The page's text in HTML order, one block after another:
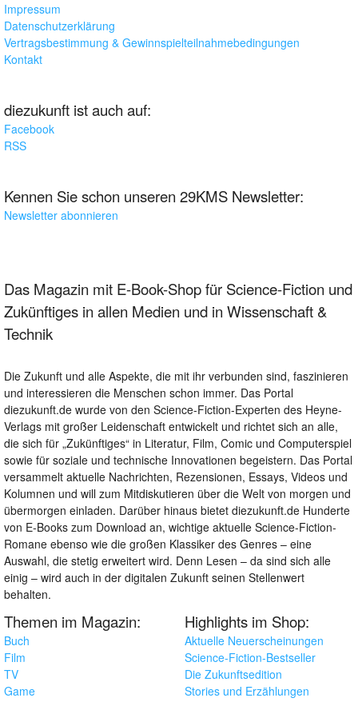
Impressum
Datenschutzerklärung
Vertragsbestimmung & Gewinnspielteilnahmebedingungen
Kontakt
diezukunft ist auch auf:
Facebook
RSS
Kennen Sie schon unseren 29KMS Newsletter:
Newsletter abonnieren
Das Magazin mit E-Book-Shop für Science-Fiction und
Zukünftiges in allen Medien und in Wissenschaft &
Technik
Die Zukunft und alle Aspekte, die mit ihr verbunden sind, faszinieren
und interessieren die Menschen schon immer. Das Portal
diezukunft.de wurde von den Science-Fiction-Experten des Heyne-
Verlags mit großer Leidenschaft entwickelt und richtet sich an alle,
die sich für „Zukünftiges“ in Literatur, Film, Comic und Computerspiel
sowie für soziale und technische Innovationen begeistern. Das Portal
versammelt aktuelle Nachrichten, Rezensionen, Essays, Videos und
Kolumnen und will zum Mitdiskutieren über die Welt von morgen und
übermorgen einladen. Darüber hinaus bietet diezukunft.de Hunderte
von E-Books zum Download an, wichtige aktuelle Science-Fiction-
Romane ebenso wie die großen Klassiker des Genres – eine
Auswahl, die stetig erweitert wird. Denn Lesen – da sind sich alle
einig – wird auch in der digitalen Zukunft seinen Stellenwert
behalten.
Themen im Magazin:
Buch
Film
TV
Game
Highlights im Shop:
Aktuelle Neuerscheinungen
Science-Fiction-Bestseller
Die Zukunftsedition
Stories und Erzählungen